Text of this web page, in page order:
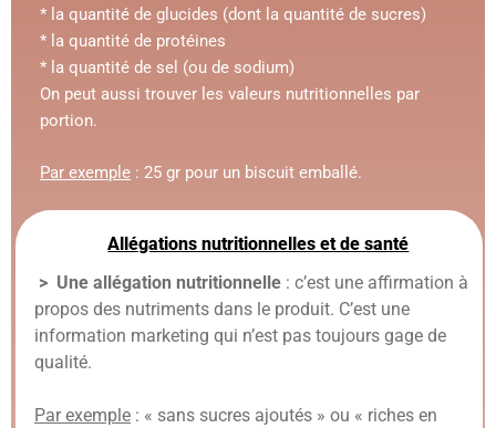
* la quantité de glucides (dont la quantité de sucres)
* la quantité de protéines
* la quantité de sel (ou de sodium)
On peut aussi trouver les valeurs nutritionnelles par
portion.
Par exemple : 25 gr pour un biscuit emballé.
Allégations nutritionnelles et de santé
> Une allégation nutritionnelle : c’est une affirmation à
propos des nutriments dans le produit. C’est une
information marketing qui n’est pas toujours gage de
qualité.
Par exemple : « sans sucres ajoutés » ou « riches en